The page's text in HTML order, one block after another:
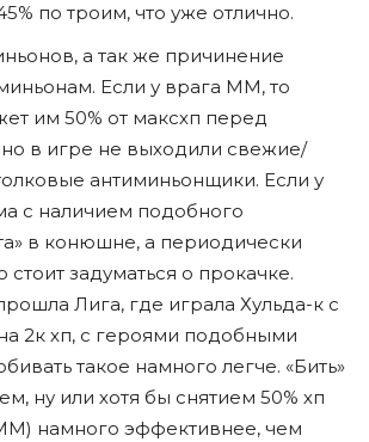
по троим, что уже отлично.
а так же причинение
Если у врага ММ, то
им 50% от максхп перед
в игре не выходили свежие/
антиминьонщики. Если у
с наличием подобного
в конюшне, а периодически
стоит задуматься о прокачке.
Лига, где играла Хульда-к с
2к хп, с героями подобными
такое намного легче. «Бить»
ну или хотя бы снятием 50% хп
намного эффективнее, чем